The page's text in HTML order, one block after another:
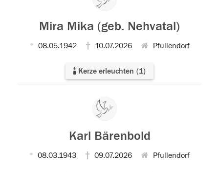
Mira Mika (geb. Nehvatal)
08.05.1942 10.07.2026 Pfullendorf
Kerze erleuchten (1)
Karl Bärenbold
08.03.1943 09.07.2026 Pfullendorf